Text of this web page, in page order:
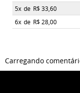
5x de R$ 33,60
6x de R$ 28,00
Carregando